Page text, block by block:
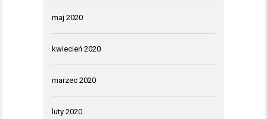
maj 2020
kwiecień 2020
marzec 2020
luty 2020